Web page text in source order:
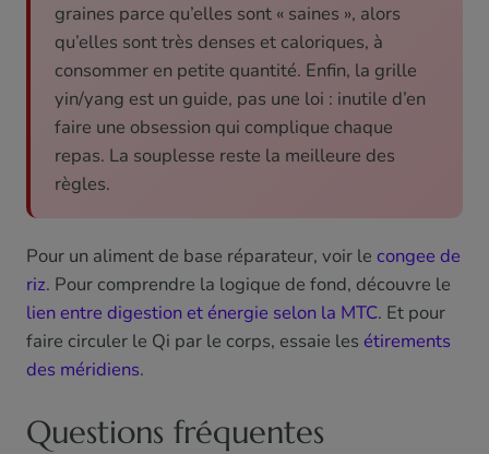
graines parce qu’elles sont « saines », alors
qu’elles sont très denses et caloriques, à
consommer en petite quantité. Enfin, la grille
yin/yang est un guide, pas une loi : inutile d’en
faire une obsession qui complique chaque
repas. La souplesse reste la meilleure des
règles.
Pour un aliment de base réparateur, voir le congee de
riz. Pour comprendre la logique de fond, découvre le
lien entre digestion et énergie selon la MTC. Et pour
faire circuler le Qi par le corps, essaie les étirements
des méridiens.
Questions fréquentes